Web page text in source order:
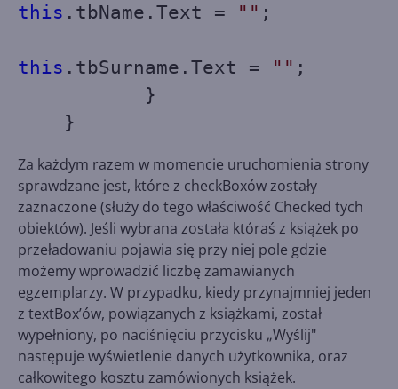
this .tbName.Text = "" ;
this .tbSurname.Text = "" ;
}
}
Za każdym razem w momencie uruchomienia strony
sprawdzane jest, które z checkBoxów zostały
zaznaczone (służy do tego właściwość Checked tych
obiektów). Jeśli wybrana została któraś z książek po
przeładowaniu pojawia się przy niej pole gdzie
możemy wprowadzić liczbę zamawianych
egzemplarzy. W przypadku, kiedy przynajmniej jeden
z textBox’ów, powiązanych z książkami, został
wypełniony, po naciśnięciu przycisku „Wyślij"
następuje wyświetlenie danych użytkownika, oraz
całkowitego kosztu zamówionych książek.